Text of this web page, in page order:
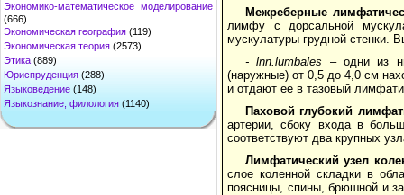
Экономико-математическое моделирование
(666)
Экономическая география (119)
Экономическая теория (2573)
Этика (889)
Юриспруденция (288)
Языковедение (148)
Языкознание, филология (1140)
Межреберные
лимфу с дорсальной
мускулатуры грудной стенки.
- lnn.lumbales – одни из
(наружные) от 0,5 до 4,0 см
и отдают ее в тазовый
Паховой глубокий
артерии, сбоку входа в
соответствуют два крупных
Лимфатический узел
слое коленной складки в
поясницы, спины, брюшной и